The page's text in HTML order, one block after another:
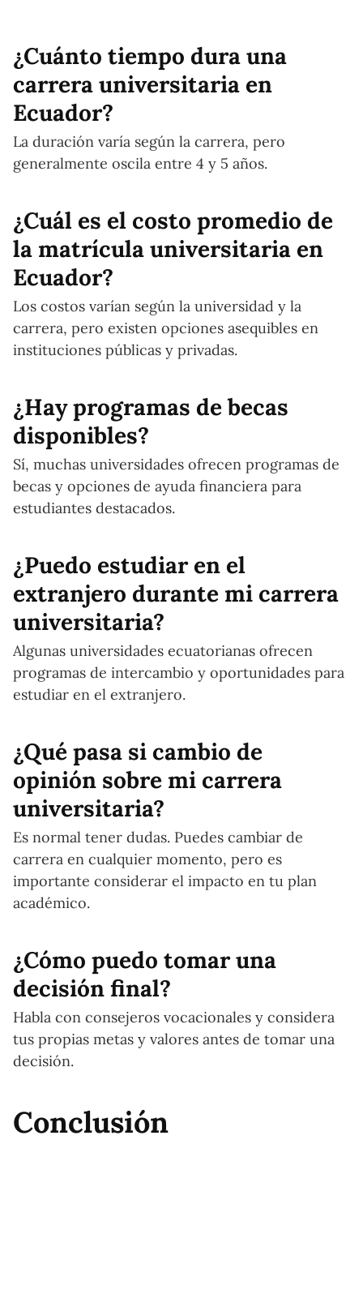
¿Cuánto tiempo dura una
carrera universitaria en
Ecuador?
La duración varía según la carrera, pero
generalmente oscila entre 4 y 5 años.
¿Cuál es el costo promedio de
la matrícula universitaria en
Ecuador?
Los costos varían según la universidad y la
carrera, pero existen opciones asequibles en
instituciones públicas y privadas.
¿Hay programas de becas
disponibles?
Sí, muchas universidades ofrecen programas de
becas y opciones de ayuda financiera para
estudiantes destacados.
¿Puedo estudiar en el
extranjero durante mi carrera
universitaria?
Algunas universidades ecuatorianas ofrecen
programas de intercambio y oportunidades para
estudiar en el extranjero.
¿Qué pasa si cambio de
opinión sobre mi carrera
universitaria?
Es normal tener dudas. Puedes cambiar de
carrera en cualquier momento, pero es
importante considerar el impacto en tu plan
académico.
¿Cómo puedo tomar una
decisión final?
Habla con consejeros vocacionales y considera
tus propias metas y valores antes de tomar una
decisión.
Conclusión